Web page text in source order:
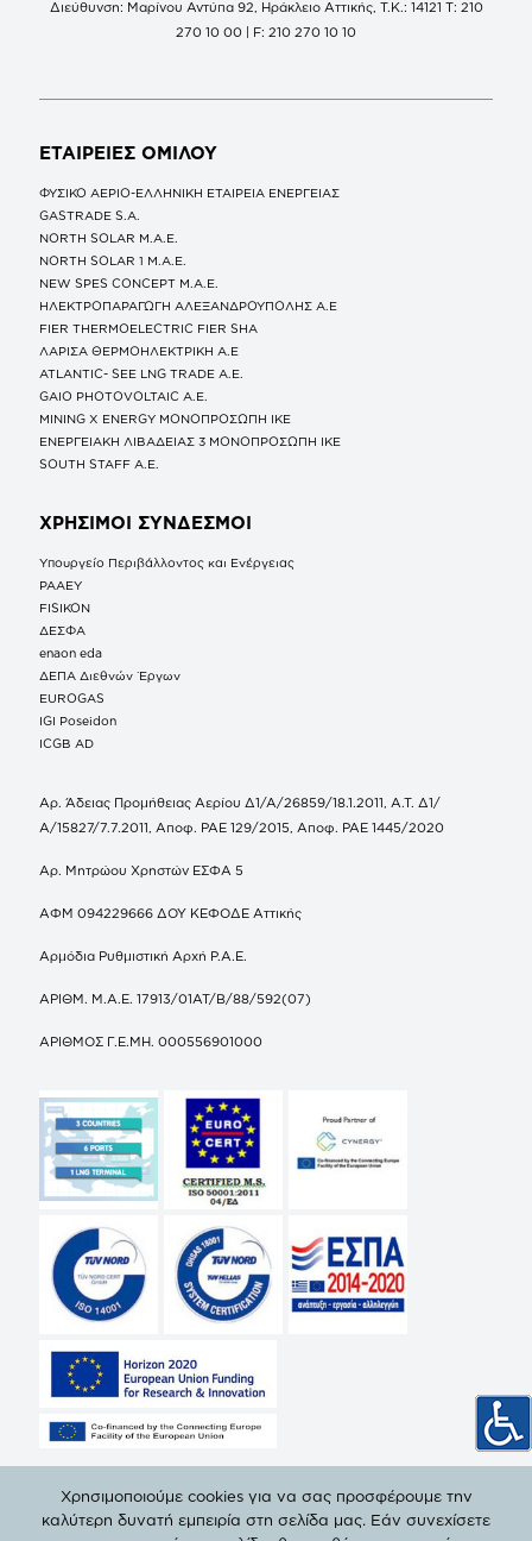
Διεύθυνση: Μαρίνου Αντύπα 92, Ηράκλειο Αττικής, Τ.Κ.: 14121 Τ: 210
270 10 00 | F: 210 270 10 10
ΕΤΑΙΡΕΙΕΣ ΟΜΙΛΟΥ
ΦΥΣΙΚΟ ΑΕΡΙΟ-ΕΛΛΗΝΙΚΗ ΕΤΑΙΡΕΙΑ ΕΝΕΡΓΕΙΑΣ
GASTRADE S.A.
NORTH SOLAR M.Α.Ε.
NORTH SOLAR 1 M.Α.Ε.
NEW SPES CONCEPT Μ.Α.Ε.
ΗΛΕΚΤΡΟΠΑΡΑΓΩΓΗ ΑΛΕΞΑΝΔΡΟΥΠΟΛΗΣ A.E
FIER THERMOELECTRIC FIER SHA
ΛΑΡΙΣΑ ΘΕΡΜΟΗΛΕΚΤΡΙΚΗ A.E
ATLANTIC- SEE LNG TRADE A.E.
GAIO PHOTOVOLTAIC Α.Ε.
MINING X ENERGY ΜΟΝΟΠΡΟΣΩΠΗ ΙΚΕ
ΕΝΕΡΓΕΙΑΚΗ ΛΙΒΑΔΕΙΑΣ 3 ΜΟΝΟΠΡΟΣΩΠΗ ΙΚΕ
SOUTH STAFF Α.Ε.
ΧΡΗΣΙΜΟΙ ΣΥΝΔΕΣΜΟΙ
Υπουργείο Περιβάλλοντος και Ενέργειας
ΡΑΑΕΥ
FISIKON
ΔΕΣΦΑ
enaon eda
ΔΕΠΑ Διεθνών Έργων
EUROGAS
IGI Poseidon
ICGB AD
Αρ. Άδειας Προμήθειας Αερίου Δ1/Α/26859/18.1.2011, Α.Τ. Δ1/
Α/15827/7.7.2011, Αποφ. ΡΑΕ 129/2015, Αποφ. ΡΑΕ 1445/2020
Αρ. Μητρώου Χρηστών ΕΣΦΑ 5
ΑΦΜ 094229666 ΔΟΥ ΚΕΦΟΔΕ Αττικής
Αρμόδια Ρυθμιστική Αρχή Ρ.Α.Ε.
ΑΡΙΘΜ. Μ.Α.Ε. 17913/01ΑΤ/Β/88/592(07)
ΑΡΙΘΜΟΣ Γ.Ε.ΜΗ. 000556901000
Χρησιμοποιούμε cookies για να σας προσφέρουμε την
καλύτερη δυνατή εμπειρία στη σελίδα μας. Εάν συνεχίσετε